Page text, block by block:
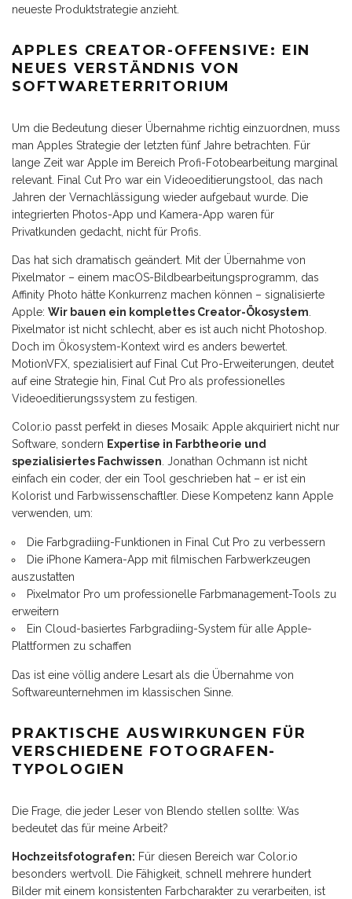
neueste Produktstrategie anzieht.
APPLES CREATOR-OFFENSIVE: EIN
NEUES VERSTÄNDNIS VON
SOFTWARETERRITORIUM
Um die Bedeutung dieser Übernahme richtig einzuordnen, muss
man Apples Strategie der letzten fünf Jahre betrachten. Für
lange Zeit war Apple im Bereich Profi-Fotobearbeitung marginal
relevant. Final Cut Pro war ein Videoeditierungstool, das nach
Jahren der Vernachlässigung wieder aufgebaut wurde. Die
integrierten Photos-App und Kamera-App waren für
Privatkunden gedacht, nicht für Profis.
Das hat sich dramatisch geändert. Mit der Übernahme von
Pixelmator – einem macOS-Bildbearbeitungsprogramm, das
Affinity Photo hätte Konkurrenz machen können – signalisierte
Apple: Wir bauen ein komplettes Creator-Ökosystem.
Pixelmator ist nicht schlecht, aber es ist auch nicht Photoshop.
Doch im Ökosystem-Kontext wird es anders bewertet.
MotionVFX, spezialisiert auf Final Cut Pro-Erweiterungen, deutet
auf eine Strategie hin, Final Cut Pro als professionelles
Videoeditierungssystem zu festigen.
Color.io passt perfekt in dieses Mosaik: Apple akquiriert nicht nur
Software, sondern Expertise in Farbtheorie und
spezialisiertes Fachwissen. Jonathan Ochmann ist nicht
einfach ein coder, der ein Tool geschrieben hat – er ist ein
Kolorist und Farbwissenschaftler. Diese Kompetenz kann Apple
verwenden, um:
Die Farbgradiing-Funktionen in Final Cut Pro zu verbessern
Die iPhone Kamera-App mit filmischen Farbwerkzeugen
auszustatten
Pixelmator Pro um professionelle Farbmanagement-Tools zu
erweitern
Ein Cloud-basiertes Farbgradiing-System für alle Apple-
Plattformen zu schaffen
Das ist eine völlig andere Lesart als die Übernahme von
Softwareunternehmen im klassischen Sinne.
PRAKTISCHE AUSWIRKUNGEN FÜR
VERSCHIEDENE FOTOGRAFEN-
TYPOLOGIEN
Die Frage, die jeder Leser von Blendo stellen sollte: Was
bedeutet das für meine Arbeit?
Hochzeitsfotografen: Für diesen Bereich war Color.io
besonders wertvoll. Die Fähigkeit, schnell mehrere hundert
Bilder mit einem konsistenten Farbcharakter zu verarbeiten, ist